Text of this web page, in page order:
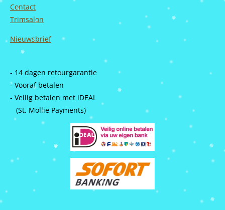
Contact
Trimsalon
Nieuwsbrief
- 14 dagen retourgarantie
- Vooraf betalen
- Veilig betalen met iDEAL
(St. Mollie Payments)